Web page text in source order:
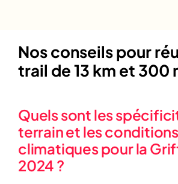
Nos conseils pour
trail de 13 km et 300
Quels sont les
terrain et les conditions
climatiques pour la
2024 ?